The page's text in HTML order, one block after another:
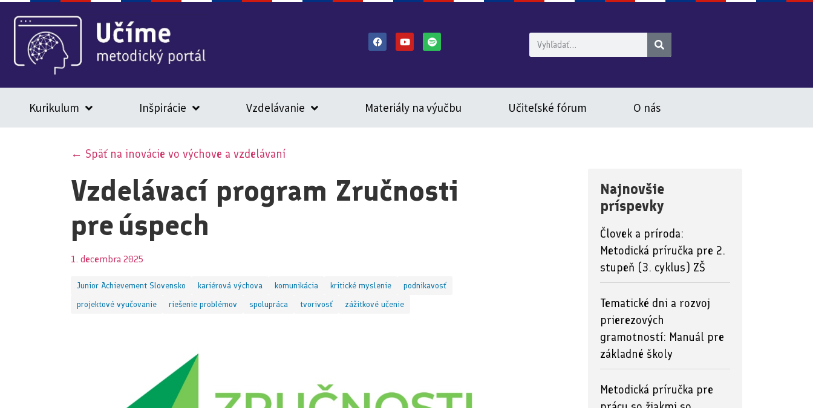
Kurikulum Inšpirácie Vzdelávanie Materiály na výučbu Učiteľské fórum O nás
← Späť na inovácie vo výchove a vzdelávaní
Vzdelávací program Zručnosti
pre úspech
1. decembra 2025
Junior Achievement Slovensko kariérová výchova komunikácia kritické myslenie
podnikavosť
projektové vyučovanie
riešenie problémov spolupráca tvorivosť zážitkové učenie
Najnovšie
príspevky
Človek a príroda:
Metodická príručka pre 2.
stupeň (3. cyklus) ZŠ
Tematické dni a rozvoj
prierezových
gramotností: Manuál pre
základné školy
Metodická príručka pre